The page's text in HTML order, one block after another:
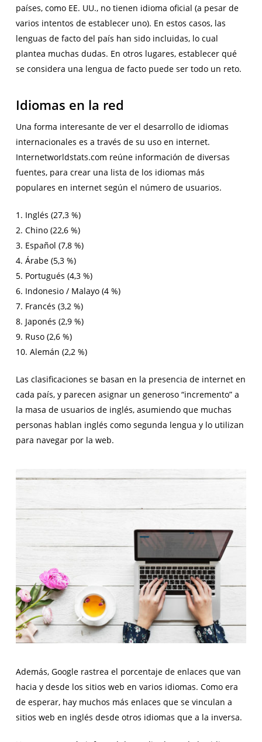
países, como EE. UU., no tienen idioma oficial (a pesar de
varios intentos de establecer uno). En estos casos, las
lenguas de facto del país han sido incluidas, lo cual
plantea muchas dudas. En otros lugares, establecer qué
se considera una lengua de facto puede ser todo un reto.
Idiomas en la red
Una forma interesante de ver el desarrollo de idiomas
internacionales es a través de su uso en internet.
Internetworldstats.com reúne información de diversas
fuentes, para crear una lista de los idiomas más
populares en internet según el número de usuarios.
1. Inglés (27,3 %)
2. Chino (22,6 %)
3. Español (7,8 %)
4. Árabe (5,3 %)
5. Portugués (4,3 %)
6. Indonesio / Malayo (4 %)
7. Francés (3,2 %)
8. Japonés (2,9 %)
9. Ruso (2,6 %)
10. Alemán (2,2 %)
Las clasificaciones se basan en la presencia de internet en
cada país, y parecen asignar un generoso “incremento” a
la masa de usuarios de inglés, asumiendo que muchas
personas hablan inglés como segunda lengua y lo utilizan
para navegar por la web.
Además, Google rastrea el porcentaje de enlaces que van
hacia y desde los sitios web en varios idiomas. Como era
de esperar, hay muchos más enlaces que se vinculan a
sitios web en inglés desde otros idiomas que a la inversa.